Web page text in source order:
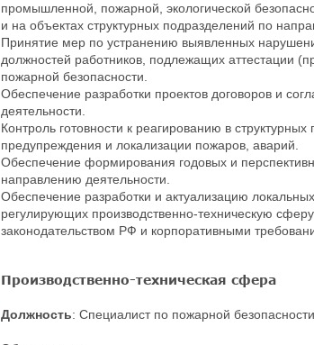
промышленной, пожарной, экологической
и на объектах структурных подразделений по
Принятие мер по устранению выявленных
должностей работников, подлежащих аттестации
пожарной безопасности.
Обеспечение разработки проектов договоров и
деятельности.
Контроль готовности к реагированию в
предупреждения и локализации пожаров, аварий.
Обеспечение формирования годовых и
направлению деятельности.
Обеспечение разработки и актуализацию
регулирующих производственно-техническую
законодательством РФ и корпоративными
Производственно-техническая сфера
Должность: Специалист по пожарной безопасности